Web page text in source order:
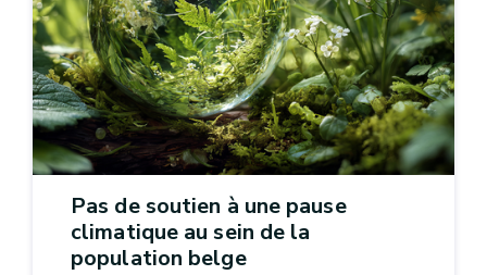
Pas de soutien à une pause
climatique au sein de la
population belge